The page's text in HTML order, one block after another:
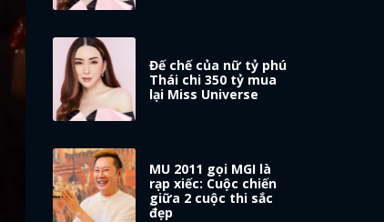
Đế chế của nữ tỷ phú
Thái chi 350 tỷ mua
lại Miss Universe
MU 2011 gọi MGI là
rạp xiếc: Cuộc chiến
giữa 2 cuộc thi sắc
đẹp